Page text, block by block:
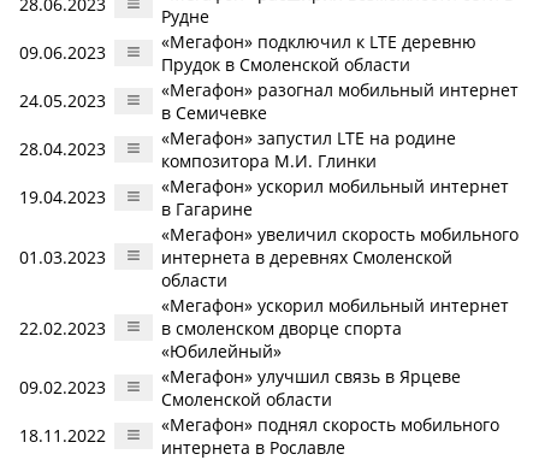
Рудне
09.06.2023
«Мегафон» подключил к LTE деревню
Прудок в Смоленской области
24.05.2023
«Мегафон» разогнал мобильный интернет
в Семичевке
28.04.2023
«Мегафон» запустил LTE на родине
композитора М.И. Глинки
19.04.2023
«Мегафон» ускорил мобильный интернет
в Гагарине
01.03.2023
«Мегафон» увеличил скорость мобильного
интернета в деревнях Смоленской
области
22.02.2023
«Мегафон» ускорил мобильный интернет
в смоленском дворце спорта
«Юбилейный»
09.02.2023
«Мегафон» улучшил связь в Ярцеве
Смоленской области
18.11.2022
«Мегафон» поднял скорость мобильного
интернета в Рославле